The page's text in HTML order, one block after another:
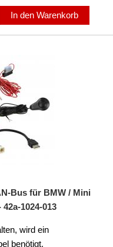
In den Warenkorb
Bus für BMW / Mini
1024-013
wird ein
benötigt.